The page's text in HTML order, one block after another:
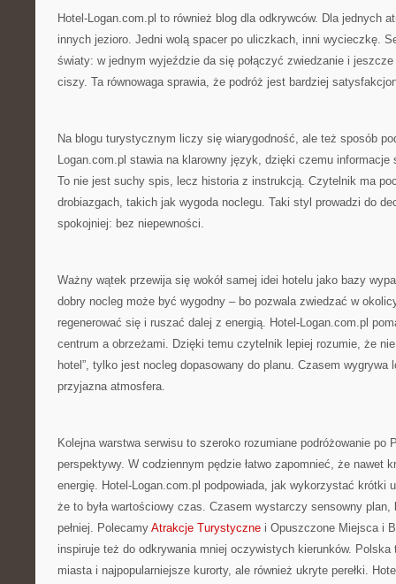
Hotel-Logan.com.pl to również blog dla odkrywców. Dla jednych
innych jezioro. Jedni wolą spacer po uliczkach, inni wycieczkę.
światy: w jednym wyjeździe da się połączyć zwiedzanie i
ciszy. Ta równowaga sprawia, że podróż jest bardziej
Na blogu turystycznym liczy się wiarygodność, ale też sposób
Logan.com.pl stawia na klarowny język, dzięki czemu
To nie jest suchy spis, lecz historia z instrukcją. Czytelnik ma
drobiazgach, takich jak wygoda noclegu. Taki styl prowadzi do
spokojniej: bez niepewności.
Ważny wątek przewija się wokół samej idei hotelu jako bazy
dobry nocleg może być wygodny – bo pozwala zwiedzać w
regenerować się i ruszać dalej z energią. Hotel-Logan.com.pl
centrum a obrzeżami. Dzięki temu czytelnik lepiej rozumie, że
hotel”, tylko jest nocleg dopasowany do planu. Czasem wygrywa
przyjazna atmosfera.
Kolejna warstwa serwisu to szeroko rozumiane podróżowanie po
perspektywy. W codziennym pędzie łatwo zapomnieć, że nawet
energię. Hotel-Logan.com.pl podpowiada, jak wykorzystać krótki
że to była wartościowy czas. Czasem wystarczy sensowny
pełniej. Polecamy Atrakcje Turystyczne i Opuszczone Miejsca i
inspiruje też do odkrywania mniej oczywistych kierunków.
miasta i najpopularniejsze kurorty, ale również ukryte perełki.